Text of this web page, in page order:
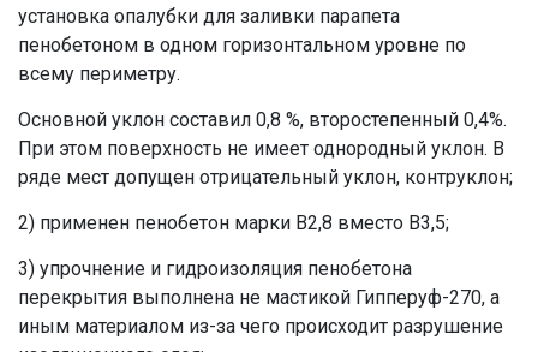
установка опалубки для заливки парапета
пенобетоном в одном горизонтальном уровне по
всему периметру.
Основной уклон составил 0,8 %, второстепенный 0,4%.
При этом поверхность не имеет однородный уклон. В
ряде мест допущен отрицательный уклон, контруклон;
2) применен пенобетон марки В2,8 вместо В3,5;
3) упрочнение и гидроизоляция пенобетона
перекрытия выполнена не мастикой Гипперуф-270, а
иным материалом из-за чего происходит разрушение